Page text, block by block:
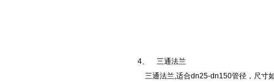
4、 三通法兰
三通法兰,适合dn25-dn150管径，尺寸